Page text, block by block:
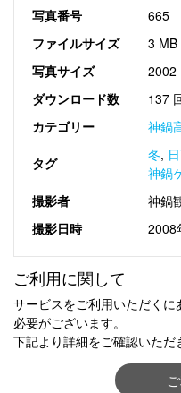
写真番号
665
ファイルサイズ
3 MB
写真サイズ
2002
ダウンロード数
137
カテゴリー
神鍋
タグ 冬,
神鍋
撮影者
神鍋
撮影日時
2008
ご利用に関して
サービスをご利用いただくに
必要がございます。
下記より詳細をご確認いただ